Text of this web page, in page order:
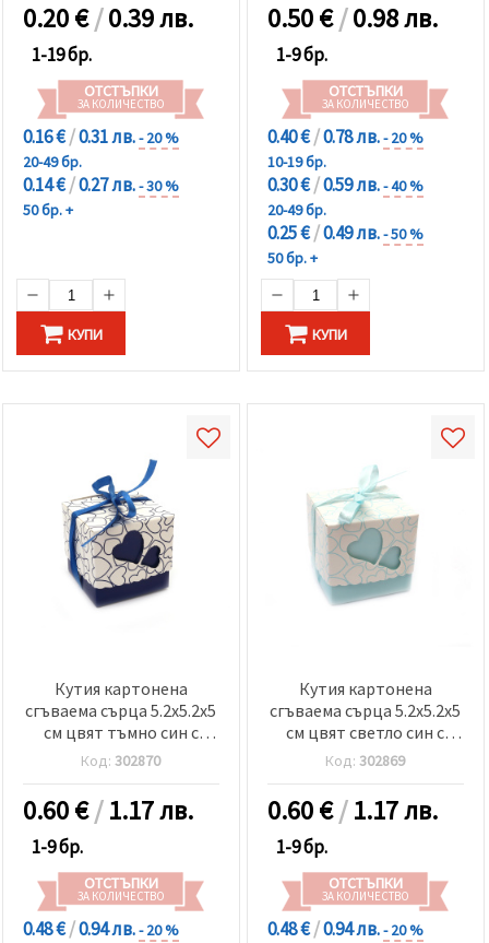
0.20€/0.39 лв.
1-19 бр.
ОТСТЪПКИ
ЗА КОЛИЧЕСТВО
0.16 €/0.31 лв.- 20 %
20-49 бр.
0.14 €/0.27 лв.- 30 %
50 бр. +
КУПИ
0.50€/0.98 лв.
1-9 бр.
ОТСТЪПКИ
ЗА КОЛИЧЕСТВО
0.40 €/0.78 лв.- 20 %
10-19 бр.
0.30 €/0.59 лв.- 40 %
20-49 бр.
0.25 €/0.49 лв.- 50 %
50 бр. +
КУПИ
Кутия картонена
сгъваема сърца 5.2x5.2x5
см цвят тъмно син с
пандела
Код:302870
0.60€/1.17 лв.
1-9 бр.
ОТСТЪПКИ
ЗА КОЛИЧЕСТВО
0.48 €/0.94 лв.- 20 %
Кутия картонена
сгъваема сърца 5.2x5.2x5
см цвят светло син с
пандела
Код:302869
0.60€/1.17 лв.
1-9 бр.
ОТСТЪПКИ
ЗА КОЛИЧЕСТВО
0.48 €/0.94 лв.- 20 %